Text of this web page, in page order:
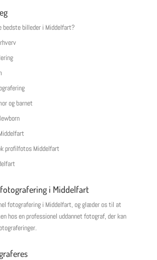
bedste billeder i Middelfart?
og barnet
profilfotos Middelfart
i Middelfart
fotografering i Middelfart, og glæder os til at
hos en professionel uddannet fotograf, der kan